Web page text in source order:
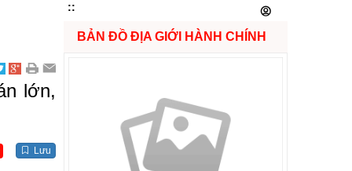
::
lớn,
Lưu
BẢN ĐỒ ĐỊA GIỚI HÀNH CHÍNH